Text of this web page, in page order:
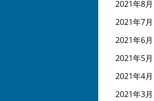
2021年8月
2021年7月
2021年6月
2021年5月
2021年4月
2021年3月